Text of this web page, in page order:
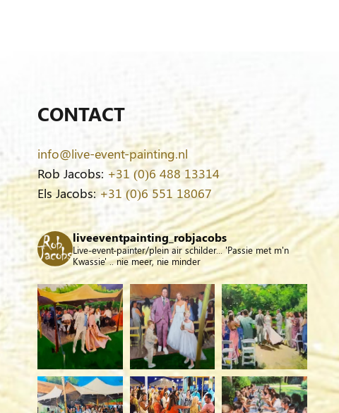
CONTACT
info@live-event-painting.nl
Rob Jacobs: +31 (0)6 488 13314
Els Jacobs:+31 (0)6 551 18067
liveeventpainting_robjacobs
Live-event-painter/plein air schilder... 'Passie met m'n
Kwassie' .. nie meer, nie minder